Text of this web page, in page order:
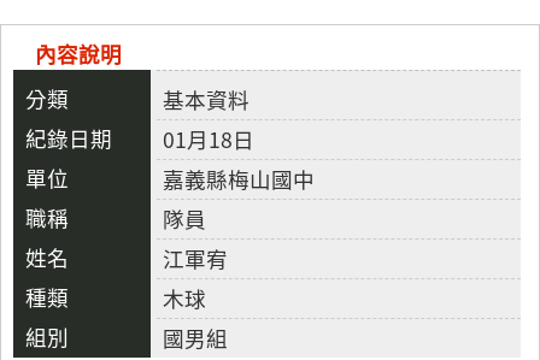
內容說明
基本資料
01月18日
嘉義縣梅山國中
隊員
江軍宥
木球
國男組